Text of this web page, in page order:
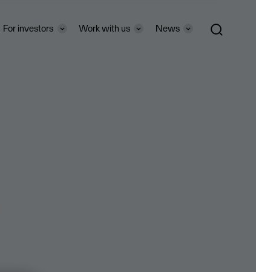
For investors Work with us News